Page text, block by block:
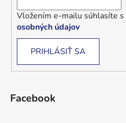
Vložením e-mailu súhlasíte s
osobných údajov
PRIHLÁSIŤ SA
Facebook